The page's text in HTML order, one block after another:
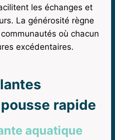
les échanges et
La générosité règne
où chacun
excédentaires.
pousse rapide
aquatique